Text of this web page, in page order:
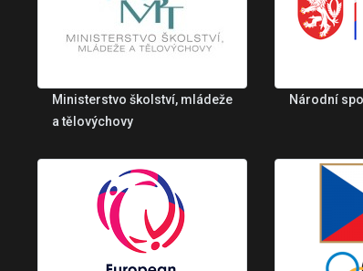
Ministerstvo školství, mládeže
a tělovýchovy
Národní